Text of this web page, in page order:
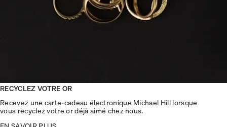
RECYCLEZ VOTRE OR
Recevez une carte-cadeau électronique Michael Hill lorsque
vous recyclez votre or déjà aimé chez nous.